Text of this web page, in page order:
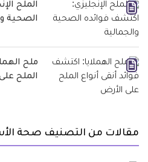
الملح
الصحية
ملح
الملح
مقالات من التصنيف صحة